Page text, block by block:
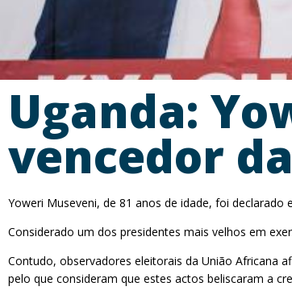
Uganda:
vencedor
Yoweri Museveni, de 81 anos de idade, foi
Considerado um dos presidentes mais velhos em
Contudo, observadores eleitorais da União Africana
pelo que consideram que estes actos beliscaram a